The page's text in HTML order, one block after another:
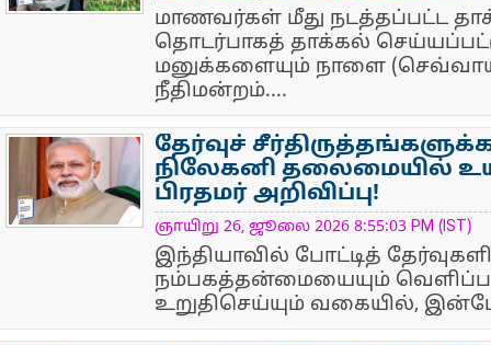
மாணவர்கள் மீது நடத்தப்பட்ட
தொடர்பாகத் தாக்கல்
மனுக்களையும் நாளை
நீதிமன்றம்....
NewsIcon
தேர்வுச்
நிலேகனி தலைமையில்
பிரதமர் அறிவிப்பு!
ஞாயிறு 26, ஜூலை 2026 8:55:03 PM (IST)
இந்தியாவில் போட்டித்
நம்பகத்தன்மையையும்
உறுதிசெய்யும் வகையில்,